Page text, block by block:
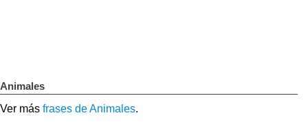
Animales
Ver más frases de Animales.